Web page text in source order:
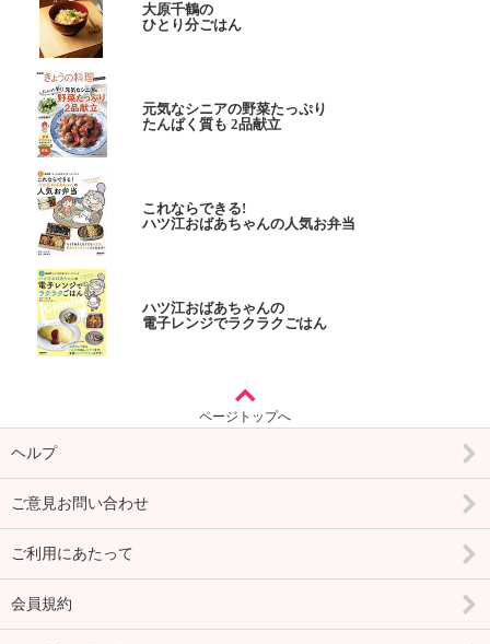
大原千鶴の
ひとり分ごはん
元気なシニアの野菜たっぷり
たんぱく質も 2品献立
これならできる!
ハツ江おばあちゃんの人気お弁当
ハツ江おばあちゃんの
電子レンジでラクラクごはん
ページトップへ
ヘルプ
ご意見お問い合わせ
ご利用にあたって
会員規約